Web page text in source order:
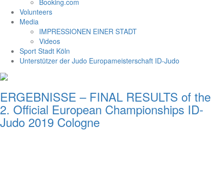
Booking.com
Volunteers
Media
IMPRESSIONEN EINER STADT
Videos
Sport Stadt Köln
Unterstützer der Judo Europameisterschaft ID-Judo
ERGEBNISSE – FINAL RESULTS of the
2. Official European Championships ID-
Judo 2019 Cologne